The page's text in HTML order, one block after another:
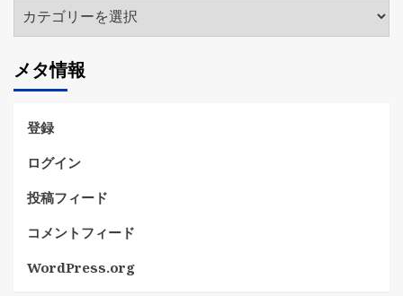
テ
リ
ー
メタ情報
登録
ログイン
投稿フィード
コメントフィード
WordPress.org